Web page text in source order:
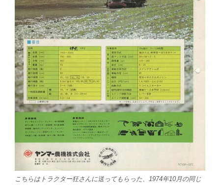
こちらはトラクター狂さんに送ってもらった、1974年10月の同じ